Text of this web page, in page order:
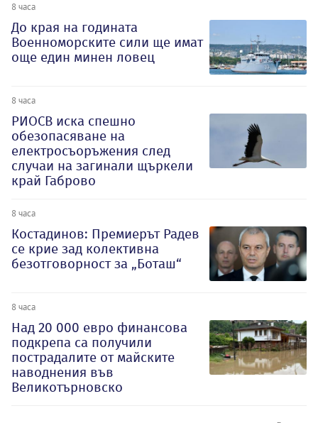
8 часа
До края на годината
Военноморските сили ще имат
още един минен ловец
8 часа
РИОСВ иска спешно
обезопасяване на
електросъоръжения след
случаи на загинали щъркели
край Габрово
8 часа
Костадинов: Премиерът Радев
се крие зад колективна
безотговорност за „Боташ“
8 часа
Над 20 000 евро финансова
подкрепа са получили
пострадалите от майските
наводнения във
Великотърновско